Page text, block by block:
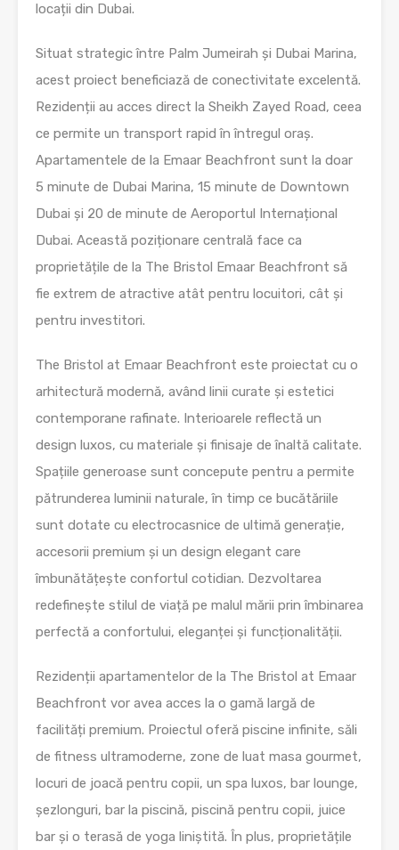
locații din Dubai.
Situat strategic între Palm Jumeirah și Dubai Marina,
acest proiect beneficiază de conectivitate excelentă.
Rezidenții au acces direct la Sheikh Zayed Road, ceea
ce permite un transport rapid în întregul oraș.
Apartamentele de la Emaar Beachfront sunt la doar
5 minute de Dubai Marina, 15 minute de Downtown
Dubai și 20 de minute de Aeroportul Internațional
Dubai. Această poziționare centrală face ca
proprietățile de la The Bristol Emaar Beachfront să
fie extrem de atractive atât pentru locuitori, cât și
pentru investitori.
The Bristol at Emaar Beachfront este proiectat cu o
arhitectură modernă, având linii curate și estetici
contemporane rafinate. Interioarele reflectă un
design luxos, cu materiale și finisaje de înaltă calitate.
Spațiile generoase sunt concepute pentru a permite
pătrunderea luminii naturale, în timp ce bucătăriile
sunt dotate cu electrocasnice de ultimă generație,
accesorii premium și un design elegant care
îmbunătățește confortul cotidian. Dezvoltarea
redefinește stilul de viață pe malul mării prin îmbinarea
perfectă a confortului, eleganței și funcționalității.
Rezidenții apartamentelor de la The Bristol at Emaar
Beachfront vor avea acces la o gamă largă de
facilități premium. Proiectul oferă piscine infinite, săli
de fitness ultramoderne, zone de luat masa gourmet,
locuri de joacă pentru copii, un spa luxos, bar lounge,
șezlonguri, bar la piscină, piscină pentru copii, juice
bar și o terasă de yoga liniștită. În plus, proprietățile